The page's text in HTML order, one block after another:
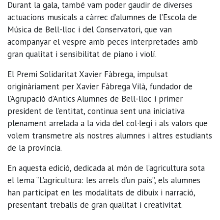
Durant la gala, també vam poder gaudir de diverses
actuacions musicals a càrrec d’alumnes de l’Escola de
Música de Bell-lloc i del Conservatori, que van
acompanyar el vespre amb peces interpretades amb
gran qualitat i sensibilitat de piano i violí.
El Premi Solidaritat Xavier Fàbrega, impulsat
originàriament per Xavier Fàbrega Vilà, fundador de
l’Agrupació d’Antics Alumnes de Bell-lloc i primer
president de l’entitat, continua sent una iniciativa
plenament arrelada a la vida del col·legi i als valors que
volem transmetre als nostres alumnes i altres estudiants
de la província.
En aquesta edició, dedicada al món de l’agricultura sota
el lema “L’agricultura: les arrels d’un país”, els alumnes
han participat en les modalitats de dibuix i narració,
presentant treballs de gran qualitat i creativitat.